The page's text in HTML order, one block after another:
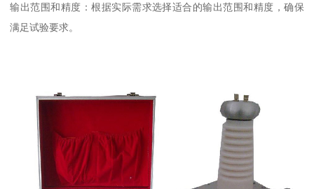
输出范围和精度：根据实际需求选择适合的输出范围和精度，确保
满足试验要求。